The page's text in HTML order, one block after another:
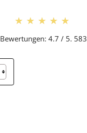
★★★★★
★★★★★
Bewertungen: 4.7 / 5. 583